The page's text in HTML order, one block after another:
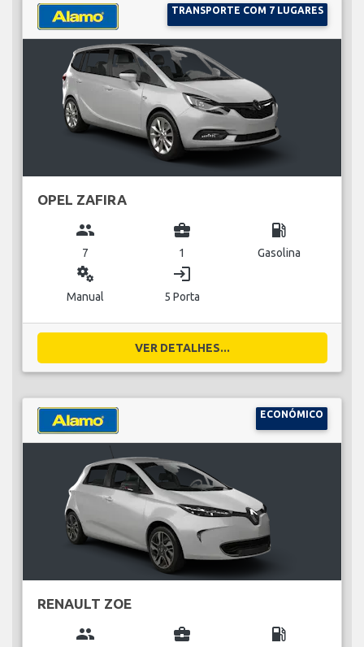
TRANSPORTE COM 7 LUGARES
OPEL ZAFIRA
group
7
business_center
1
local_gas_station
Gasolina
miscellaneous_services
Manual
login
5 Porta
VER DETALHES...
ECONÓMICO
RENAULT ZOE
group business_center local_gas_station